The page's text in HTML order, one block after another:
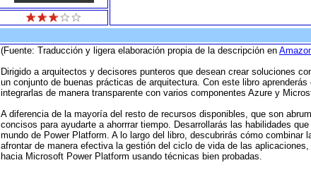
(Fuente: Traducción y ligera elaboración propia de la descripción en
Dirigido a arquitectos y decisores punteros que desean crear soluciones
un conjunto de buenas prácticas de arquitectura. Con este libro
integrarlas de manera transparente con varios componentes Azure y
A diferencia de la mayoría del resto de recursos disponibles, que son
concisos para ayudarte a ahorrrar tiempo. Desarrollarás las habilidades
mundo de Power Platform. A lo largo del libro, descubrirás cómo
afrontar de manera efectiva la gestión del ciclo de vida de las
hacia Microsoft Power Platform usando técnicas bien probadas.